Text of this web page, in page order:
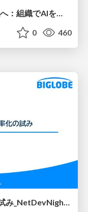
AI駆動開発は個人技からチーム戦へ：組織でAIを使いこなすための実践設計
0 460
NetBoxを利用した作業効率化の試み_NetDevNight4